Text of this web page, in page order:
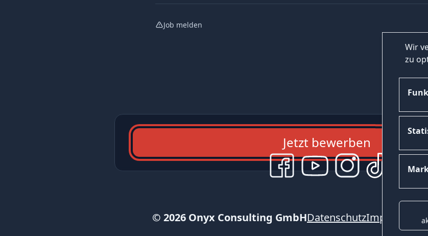
Wir
zu
Job melden
Jetzt bewerben
DatenschutzImpressum
© 2026 Onyx Consulting GmbH